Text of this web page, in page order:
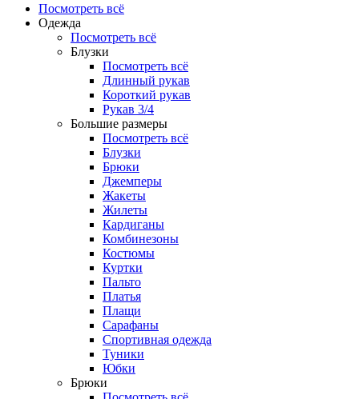
Посмотреть всё
Одежда
Посмотреть всё
Блузки
Посмотреть всё
Длинный рукав
Короткий рукав
Рукав 3/4
Большие размеры
Посмотреть всё
Блузки
Брюки
Джемперы
Жакеты
Жилеты
Кардиганы
Комбинезоны
Костюмы
Куртки
Пальто
Платья
Плащи
Сарафаны
Спортивная одежда
Туники
Юбки
Брюки